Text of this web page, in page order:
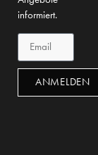
informiert.
ANMELDEN